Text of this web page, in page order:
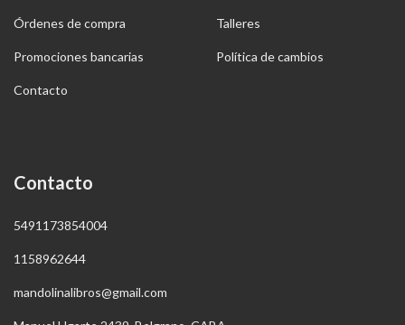
Órdenes de compra Talleres
Promociones bancarias Política de cambios
Contacto
Contacto
5491173854004
1158962644
mandolinalibros@gmail.com